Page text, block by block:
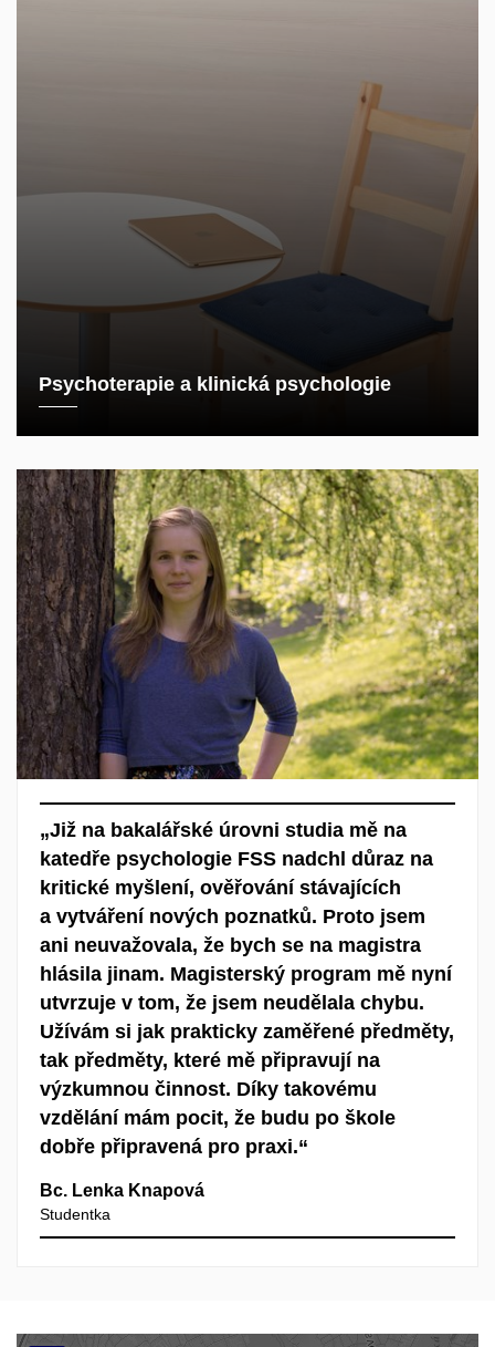
Psychoterapie a klinická psychologie
„Již na bakalářské úrovni studia mě na
katedře psychologie FSS nadchl důraz na
kritické myšlení, ověřování stávajících
a vytváření nových poznatků. Proto jsem
ani neuvažovala, že bych se na magistra
hlásila jinam. Magisterský program mě nyní
utvrzuje v tom, že jsem neudělala chybu.
Užívám si jak prakticky zaměřené předměty,
tak předměty, které mě připravují na
výzkumnou činnost. Díky takovému
vzdělání mám pocit, že budu po škole
dobře připravená pro praxi.“
Bc. Lenka Knapová
Studentka